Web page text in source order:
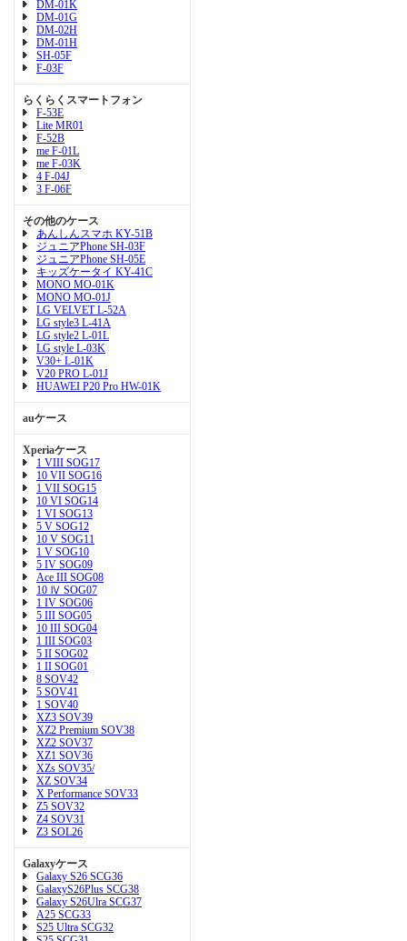
DM-01K
DM-01G
DM-02H
DM-01H
SH-05F
F-03F
らくらくスマートフォン
F-53E
Lite MR01
F-52B
me F-01L
me F-03K
4 F-04J
3 F-06F
その他のケース
あんしんスマホ KY-51B
ジュニアPhone SH-03F
ジュニアPhone SH-05E
キッズケータイ KY-41C
MONO MO-01K
MONO MO-01J
LG VELVET L-52A
LG style3 L-41A
LG style2 L-01L
LG style L-03K
V30+ L-01K
V20 PRO L-01J
HUAWEI P20 Pro HW-01K
auケース
Xperiaケース
1 VIII SOG17
10 VII SOG16
1 VII SOG15
10 VI SOG14
1 VI SOG13
5 V SOG12
10 V SOG11
1 V SOG10
5 IV SOG09
Ace III SOG08
10 Ⅳ SOG07
1 IV SOG06
5 III SOG05
10 III SOG04
1 III SOG03
5 II SOG02
1 II SOG01
8 SOV42
5 SOV41
1 SOV40
XZ3 SOV39
XZ2 Premium SOV38
XZ2 SOV37
XZ1 SOV36
XZs SOV35/
XZ SOV34
X Performance SOV33
Z5 SOV32
Z4 SOV31
Z3 SOL26
Galaxyケース
Galaxy S26 SCG36
GalaxyS26Plus SCG38
Galaxy S26Ulra SCG37
A25 SCG33
S25 Ultra SCG32